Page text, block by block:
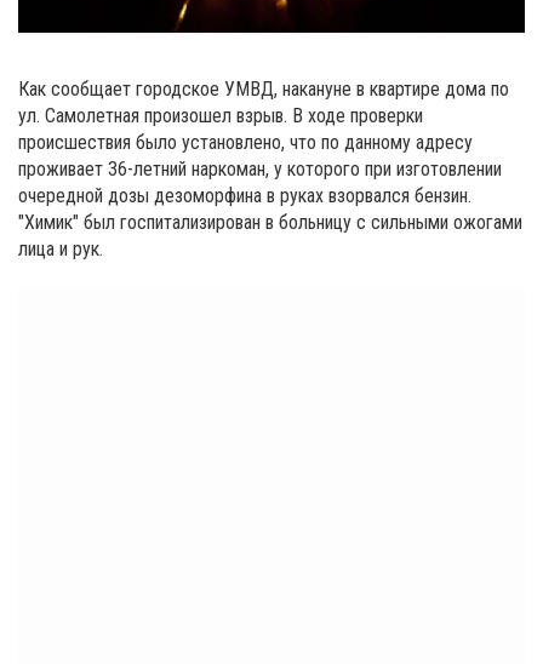
Как сообщает городское УМВД, накануне в квартире дома по
ул. Самолетная произошел взрыв. В ходе проверки
происшествия было установлено, что по данному адресу
проживает 36-летний наркоман, у которого при изготовлении
очередной дозы дезоморфина в руках взорвался бензин.
"Химик" был госпитализирован в больницу с сильными ожогами
лица и рук.